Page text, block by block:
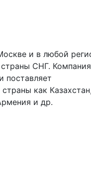
и в любой
СНГ. Компания
поставляет
как
и др.